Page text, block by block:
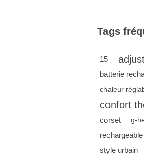
Tags
15
batterie
chaleur
confort
corset g-
style urbain